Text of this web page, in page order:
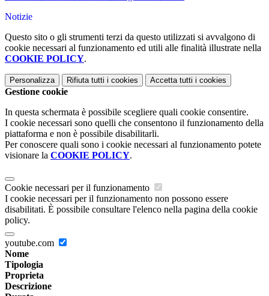
Notizie
Questo sito o gli strumenti terzi da questo utilizzati si avvalgono di
cookie necessari al funzionamento ed utili alle finalità illustrate nella
COOKIE POLICY.
Personalizza Rifiuta tutti i cookies Accetta tutti i cookies
Gestione cookie
In questa schermata è possibile scegliere quali cookie consentire.
I cookie necessari sono quelli che consentono il funzionamento della
piattaforma e non è possibile disabilitarli.
Per conoscere quali sono i cookie necessari al funzionamento potete
visionare la COOKIE POLICY.
Cookie necessari per il funzionamento
I cookie necessari per il funzionamento non possono essere
disabilitati. È possibile consultare l'elenco nella pagina della cookie
policy.
youtube.com
Nome
Tipologia
Proprieta
Descrizione